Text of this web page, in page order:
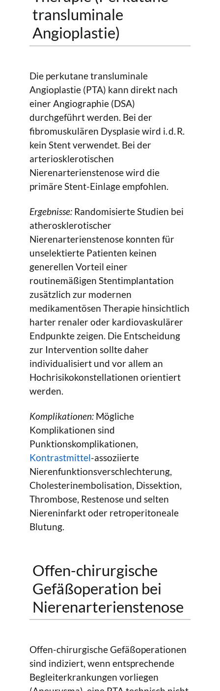
transluminale
Angioplastie)
Die perkutane transluminale
Angioplastie (PTA) kann direkt nach
einer Angiographie (DSA)
durchgeführt werden. Bei der
fibromuskulären Dysplasie wird i. d. R.
kein Stent verwendet. Bei der
arteriosklerotischen
Nierenarterienstenose wird die
primäre Stent-Einlage empfohlen.
Ergebnisse: Randomisierte Studien bei
atherosklerotischer
Nierenarterienstenose konnten für
unselektierte Patienten keinen
generellen Vorteil einer
routinemäßigen Stentimplantation
zusätzlich zur modernen
medikamentösen Therapie hinsichtlich
harter renaler oder kardiovaskulärer
Endpunkte zeigen. Die Entscheidung
zur Intervention sollte daher
individualisiert und vor allem an
Hochrisikokonstellationen orientiert
werden.
Komplikationen: Mögliche
Komplikationen sind
Punktionskomplikationen,
Kontrastmittel-assoziierte
Nierenfunktionsverschlechterung,
Cholesterinembolisation, Dissektion,
Thrombose, Restenose und selten
Niereninfarkt oder retroperitoneale
Blutung.
Offen-chirurgische
Gefäßoperation bei
Nierenarterienstenose
Offen-chirurgische Gefäßoperationen
sind indiziert, wenn entsprechende
Begleiterkrankungen vorliegen